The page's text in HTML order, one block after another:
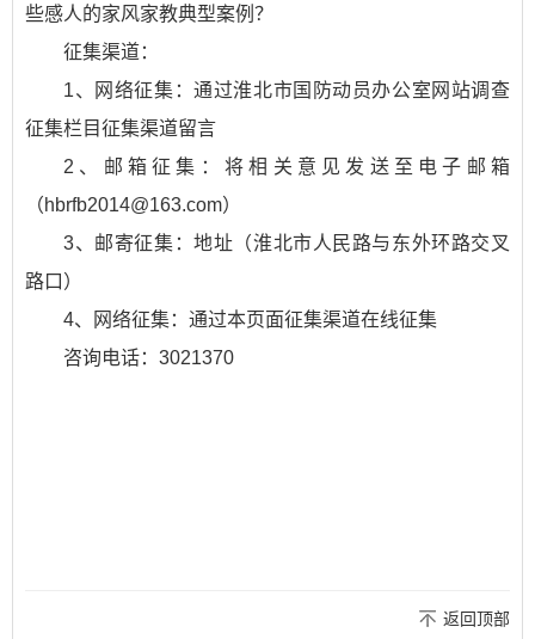
些感人的家风家教典型案例？
征集渠道：
1、网络征集：通过淮北市国防动员办公室网站调查
征集栏目征集渠道留言
2、邮箱征集：将相关意见发送至电子邮箱
（hbrfb2014@163.com）
3、邮寄征集：地址（淮北市人民路与东外环路交叉
路口）
4、网络征集：通过本页面征集渠道在线征集
咨询电话：3021370
返回顶部